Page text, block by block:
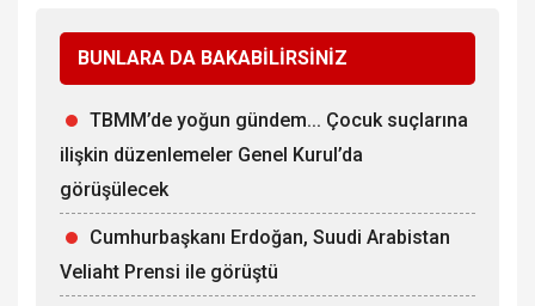
BUNLARA DA BAKABİLİRSİNİZ
TBMM’de yoğun gündem... Çocuk suçlarına
ilişkin düzenlemeler Genel Kurul’da
görüşülecek
Cumhurbaşkanı Erdoğan, Suudi Arabistan
Veliaht Prensi ile görüştü